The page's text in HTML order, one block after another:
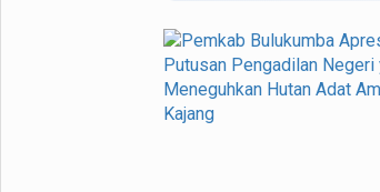
Pemilu
Partai Politik
Pilpres